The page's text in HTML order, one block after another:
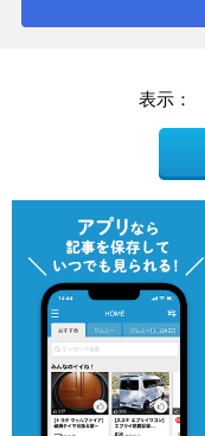
表示：